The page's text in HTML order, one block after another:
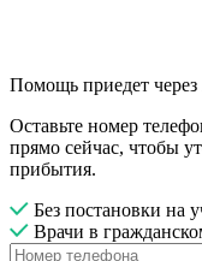
Помощь приедет
Оставьте номер
прямо сейчас, чтобы
прибытия.
Без постановки на
Врачи в